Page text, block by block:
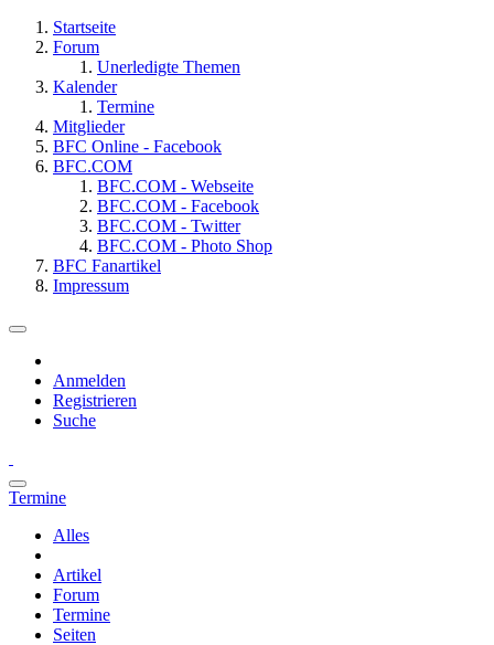
Startseite
Forum
Unerledigte Themen
Kalender
Termine
Mitglieder
BFC Online - Facebook
BFC.COM
BFC.COM - Webseite
BFC.COM - Facebook
BFC.COM - Twitter
BFC.COM - Photo Shop
BFC Fanartikel
Impressum
Anmelden
Registrieren
Suche
Termine
Alles
Artikel
Forum
Termine
Seiten